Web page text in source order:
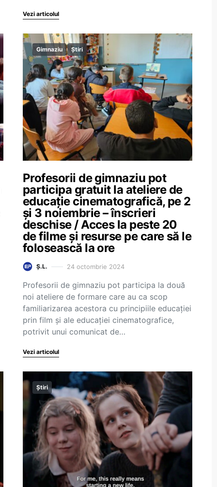
Vezi articolul
Gimnaziu Știri
Profesorii de gimnaziu pot
participa gratuit la ateliere de
educație cinematografică, pe 2
și 3 noiembrie – înscrieri
deschise / Acces la peste 20
de filme și resurse pe care să le
folosească la ore
Ș.L. 24 octombrie 2024
Profesorii de gimnaziu pot participa la două
noi ateliere de formare care au ca scop
familiarizarea acestora cu principiile educației
prin film și ale educației cinematografice,
potrivit unui comunicat de…
Vezi articolul
Știri